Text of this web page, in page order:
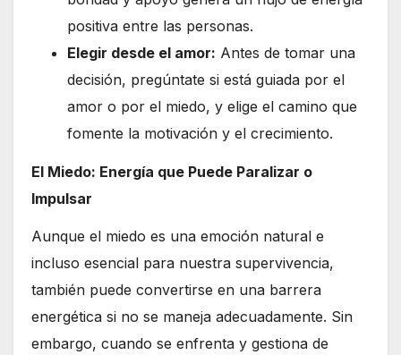
positiva entre las personas.
Elegir desde el amor: Antes de tomar una
decisión, pregúntate si está guiada por el
amor o por el miedo, y elige el camino que
fomente la motivación y el crecimiento.
El Miedo: Energía que Puede Paralizar o
Impulsar
Aunque el miedo es una emoción natural e
incluso esencial para nuestra supervivencia,
también puede convertirse en una barrera
energética si no se maneja adecuadamente. Sin
embargo, cuando se enfrenta y gestiona de